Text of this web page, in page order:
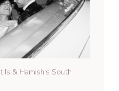
Is & Hamish's South